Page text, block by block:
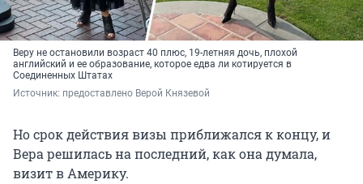
Веру не остановили возраст 40 плюс, 19-летняя дочь, плохой
английский и ее образование, которое едва ли котируется в
Соединенных Штатах
Источник: предоставлено Верой Князевой
Но срок действия визы приближался к концу, и
Вера решилась на последний, как она думала,
визит в Америку.